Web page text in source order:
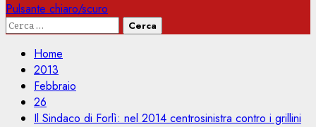
Pulsante chiaro/scuro
Ricerca
Home
2013
Febbraio
26
Il Sindaco di Forlì: nel 2014 centrosinistra contro i grillini